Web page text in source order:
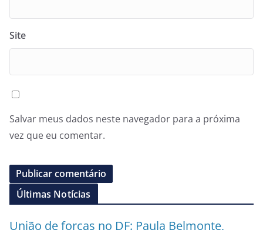
Site
Salvar meus dados neste navegador para a próxima
vez que eu comentar.
Últimas Notícias
União de forças no DF: Paula Belmonte,